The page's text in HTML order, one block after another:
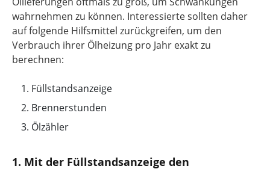
wahrnehmen zu können. Interessierte sollten daher
auf folgende Hilfsmittel zurückgreifen, um den
Verbrauch ihrer Ölheizung pro Jahr exakt zu
berechnen:
Füllstandsanzeige
Brennerstunden
Ölzähler
1. Mit der Füllstandsanzeige den